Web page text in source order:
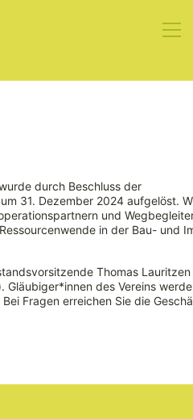
durch Beschluss der
31. Dezember 2024 aufgelöst.
und
in der Bau- und
Thomas Lauritzen
des Vereins
Fragen erreichen Sie die